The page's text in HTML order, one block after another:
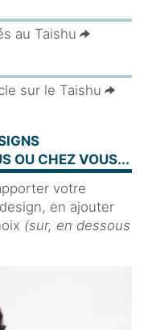
au Taishu
sur le Taishu
OU CHEZ VOUS...
votre
en ajouter
(sur, en dessous